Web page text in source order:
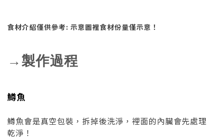
食材介紹僅供參考: 示意圖裡食材份量僅示意！
→製作過程
鱒魚
鱒魚會是真空包裝，拆掉後洗淨，裡面的內臟會先處理
乾淨！